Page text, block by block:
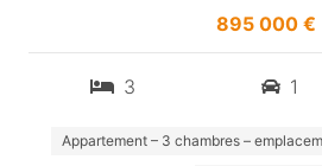
895 000 €
3 1
Appartement – 3 chambres –